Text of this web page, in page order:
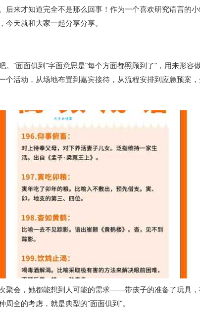
后来才知道完全不是那么回事！作为一个喜欢研究语言的
今天就和大家一起分享分享。
。"面面俱到"字面意思是"每个方面都照顾到了"，用来形容
个活动，从场地布置到嘉宾接待，从流程安排到应急预案
聚会，她都能想到人可能的需求——带孩子的准备了玩具
周全的考虑，就是典型的"面面俱到"。